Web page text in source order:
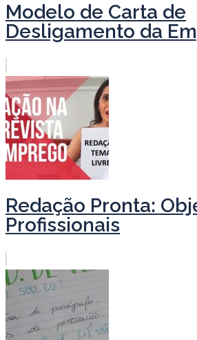
Modelo de Carta de
Desligamento da
Redação Pronta:
Profissionais